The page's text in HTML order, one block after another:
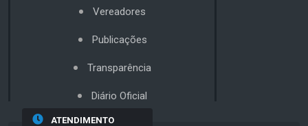
Vereadores
Publicações
Transparência
Diário Oficial
ATENDIMENTO